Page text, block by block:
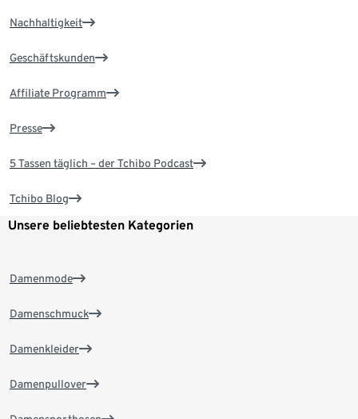
Nachhaltigkeit
Geschäftskunden
Affiliate Programm
Presse
5 Tassen täglich – der Tchibo Podcast
Tchibo Blog
Unsere beliebtesten Kategorien
Damenmode
Damenschmuck
Damenkleider
Damenpullover